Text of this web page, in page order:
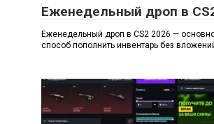
Еженедельный дроп в
Еженедельный дроп в CS2 2026 —
способ пополнить инвентарь без